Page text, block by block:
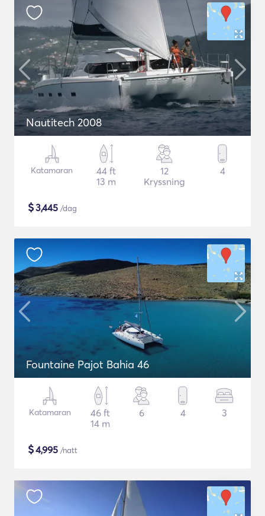
Nautitech 2008
Katamaran
44 ft
13 m
12
Kryssning
4
$3,445 /dag
Fountaine Pajot Bahia 46
Katamaran
46 ft
14 m
6 4 3
$4,995 /natt